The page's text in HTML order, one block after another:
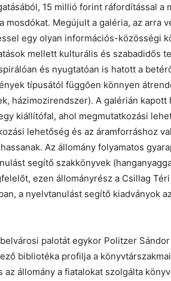
15 millió forint ráfordítással
Megújult a galéria, az arra
egy olyan információs-közösségi
mellett kulturális és szabadidős
és nyugtatóan is hatott a
típusától függően könnyen
házimozirendszer). A galérián kapott
kiállítófal, ahol megmutatkozási
lehetőség és az áramforráshoz
Az állomány folyamatos
segítő szakkönyvek
ezen állományrész a Csillag
a nyelvtanulást segítő kiadványok
palotát egykor Politzer
bibliotéka profilja a
állomány a fiatalokat szolgálta